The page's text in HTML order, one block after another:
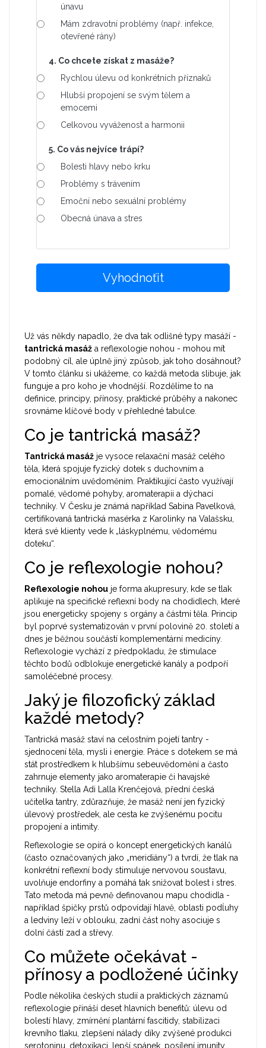
únavu
Mám zdravotní problémy (např. infekce,
otevřené rány)
4. Co chcete získat z masáže?
Rychlou úlevu od konkrétních příznaků
Hlubší propojení se svým tělem a
emocemi
Celkovou vyváženost a harmonii
5. Co vás nejvíce trápí?
Bolesti hlavy nebo krku
Problémy s trávením
Emoční nebo sexuální problémy
Obecná únava a stres
Vyhodnoťit
Už vás někdy napadlo, že dva tak odlišné typy masáží -
tantrická masáž a reflexologie nohou - mohou mít
podobný cíl, ale úplně jiný způsob, jak toho dosáhnout?
V tomto článku si ukážeme, co každá metoda slibuje, jak
funguje a pro koho je vhodnější. Rozdělíme to na
definice, principy, přínosy, praktické průběhy a nakonec
srovnáme klíčové body v přehledné tabulce.
Co je tantrická masáž?
Tantrická masáž je vysoce relaxační masáž celého
těla, která spojuje fyzický dotek s duchovním a
emocionálním uvědoměním . Praktikující často využívají
pomalé, vědomé pohyby, aromaterapii a dýchací
techniky. V Česku je známá například Sabina Pavelková
certifikovaná tantrická masérka z Karolinky na Valašsku,
která své klienty vede k „láskyplnému, vědomému
doteku“.
Co je reflexologie nohou?
Reflexologie nohou je forma akupresury, kde se tlak
aplikuje na specifické reflexní body na chodidlech, které
jsou energeticky spojeny s orgány a částmi těla . Princip
byl poprvé systematizován v první polovině 20. století a
dnes je běžnou součástí komplementární medicíny.
Reflexologie vychází z předpokladu, že stimulace
těchto bodů odblokuje energetické kanály a podpoří
samoléčebné procesy.
Jaký je filozofický základ
každé metody?
Tantrická masáž staví na celostním pojetí tantry -
sjednocení těla, mysli i energie. Práce s dotekem se má
stát prostředkem k hlubšímu sebeuvědomění a často
zahrnuje elementy jako aromaterapie či havajské
techniky. Stella Adi Lalla Krenčejová , přední česká
učitelka tantry, zdůrazňuje, že masáž není jen fyzický
úlevový prostředek, ale cesta ke zvýšenému pocitu
propojení a intimity.
Reflexologie se opírá o koncept energetických kanálů
(často označovaných jako „meridiány“) a tvrdí, že tlak na
konkrétní reflexní body stimuluje nervovou soustavu,
uvolňuje endorfiny a pomáhá tak snižovat bolest i stres.
Tato metoda má pevně definovanou mapu chodidla -
například špičky prstů odpovídají hlavě, oblasti podĺuhy
a ledviny leží v oblouku, zadní část nohy asociuje s
dolní částí zad a střevy.
Co můžete očekávat -
přínosy a podložené účinky
Podle několika českých studií a praktických záznamů
reflexologie přináší deset hlavních benefitů: úlevu od
bolestí hlavy, zmírnění plantární fascitidy, stabilizaci
krevního tlaku, zlepšení nálady díky zvýšené produkci
serotoninu, detoxikaci, lepší spánek, posílení imunity,